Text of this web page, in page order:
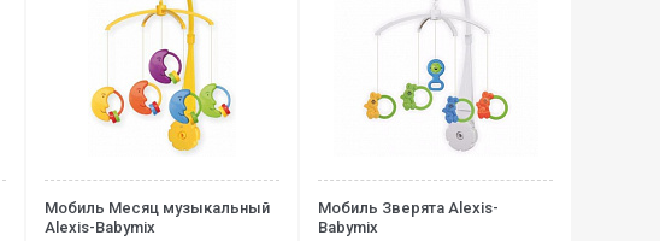
Мобиль Месяц музыкальный
Alexis-Babymix
Мобиль Зверята Alexis-
Babymix